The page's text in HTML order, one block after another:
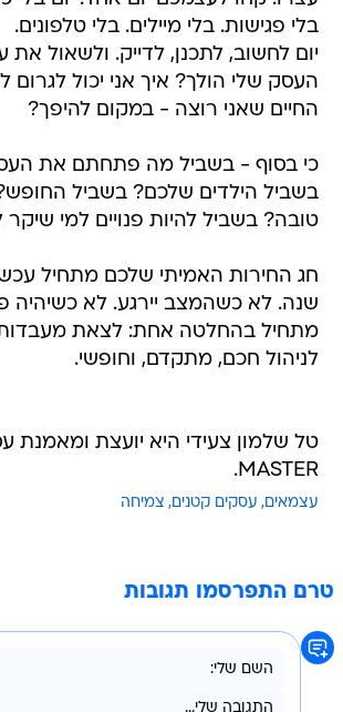
בלי פגישות. בלי מיילים. בלי טלפונים.
יום לחשוב, לתכנן, לדייק. ולשאול את
העסק שלי הולך? איך אני יכול
החיים שאני רוצה - במקום להיפך?
כי בסוף - בשביל מה פתחתם את
בשביל הילדים שלכם? בשביל החופש?
טובה? בשביל להיות פנויים למי
חג החירות האמיתי שלכם מתחיל
שנה. לא כשהמצב יירגע. לא כשיהיה
מתחיל בהחלטה אחת: לצאת
לניהול חכם, מתקדם, וחופשי.
MASTER.
עצמאים עסקים קטנים צמיחה
טרם התפרסמו תגובות